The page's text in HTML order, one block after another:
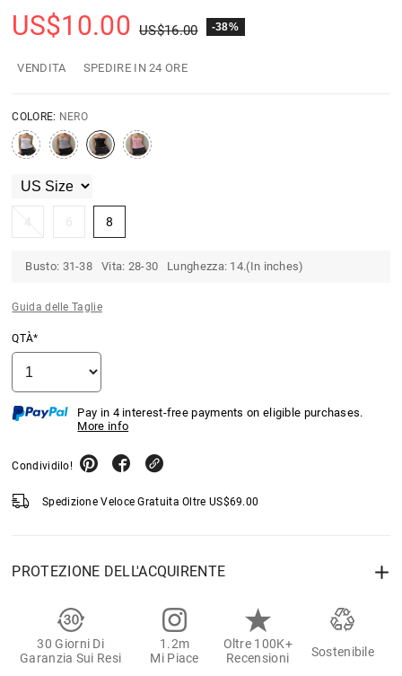
US$10.00 US$16.00 -38%
VENDITA SPEDIRE IN 24 ORE
COLORE: NERO
4 6 8
Busto: 31-38 Vita: 28-30 Lunghezza: 14.(In inches)
Guida delle Taglie
QTÀ*
Pay in 4 interest-free payments on eligible purchases.
More info
Condividilo!
Spedizione Veloce Gratuita Oltre US$69.00
PROTEZIONE DELL'ACQUIRENTE
30 Giorni Di
Garanzia Sui Resi
1.2m
Mi Piace
Oltre 100K+
Recensioni
Sostenibile